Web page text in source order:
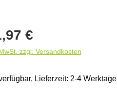
Preis: €
zzgl. Versandkosten
Lieferzeit: 2-4 Werktage